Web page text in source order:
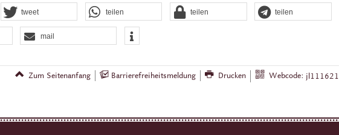
tweet teilen teilen teilen
mail
Zum Seitenanfang Barrierefreiheitsmeldung Drucken Webcode: jl111621